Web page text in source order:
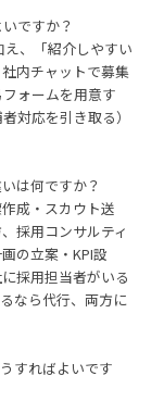
ですか？
、「紹介しやすい
内チャットで募集
ォームを用意す
対応を引き取る）
は何ですか？
成・スカウト送
採用コンサルティ
の立案・KPI設
採用担当者がいる
なら代行、両方に
すればよいです